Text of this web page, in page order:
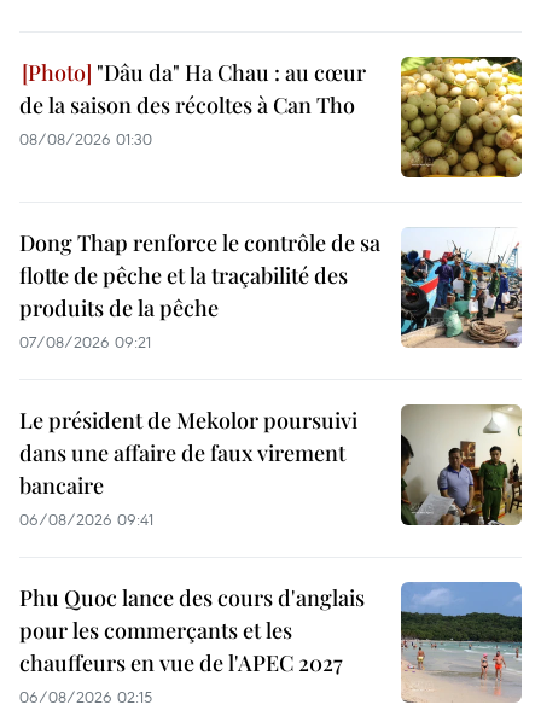
"Dâu da" Ha Chau : au cœur
de la saison des récoltes à Can Tho
08/08/2026 01:30
Dong Thap renforce le contrôle de sa
flotte de pêche et la traçabilité des
produits de la pêche
07/08/2026 09:21
Le président de Mekolor poursuivi
dans une affaire de faux virement
bancaire
06/08/2026 09:41
Phu Quoc lance des cours d'anglais
pour les commerçants et les
chauffeurs en vue de l'APEC 2027
06/08/2026 02:15